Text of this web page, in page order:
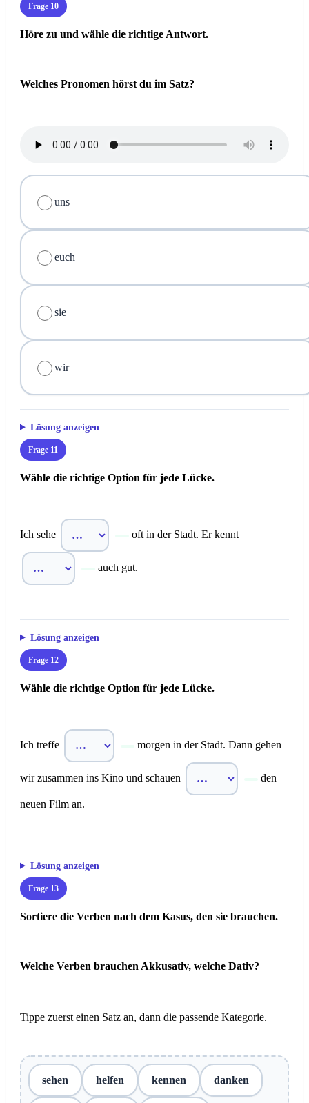
Frage 10
Höre zu und wähle die richtige Antwort.
Welches Pronomen hörst du im Satz?
uns
euch
sie
wir
Lösung anzeigen
Frage 11
Wähle die richtige Option für jede Lücke.
Ich sehe oft in der Stadt. Er kennt
auch gut.
Lösung anzeigen
Frage 12
Wähle die richtige Option für jede Lücke.
Ich treffe morgen in der Stadt. Dann gehen
wir zusammen ins Kino und schauen den
neuen Film an.
Lösung anzeigen
Frage 13
Sortiere die Verben nach dem Kasus, den sie brauchen.
Welche Verben brauchen Akkusativ, welche Dativ?
Tippe zuerst einen Satz an, dann die passende Kategorie.
sehen helfen kennen danken